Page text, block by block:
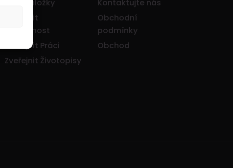
Moje záložky
Zveřejnit
Společnost
Zveřejnit Práci
Zveřejnit Životopisy
Kontaktujte nás
Obchodní
podmínky
Obchod